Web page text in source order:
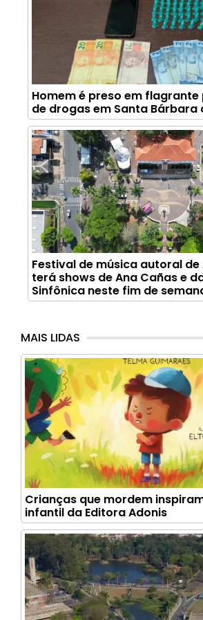
Homem é preso em
de drogas em Santa Bárbara
Festival de música autoral
terá shows de Ana Cañas e
Sinfônica neste fim de
MAIS LIDAS
Crianças que mordem
infantil da Editora Adonis